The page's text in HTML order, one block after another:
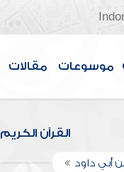
موسوعات مقالات
القرآن الكريم
أبي داود